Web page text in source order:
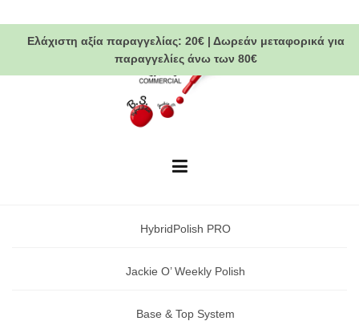
to
contentΕλάχιστη αξία παραγγελίας: 20€| Δωρεάν μεταφορικάγια
παραγγελίες άνω των 80€
HybridPolish PRO
Jackie O’ Weekly Polish
Base & Top System